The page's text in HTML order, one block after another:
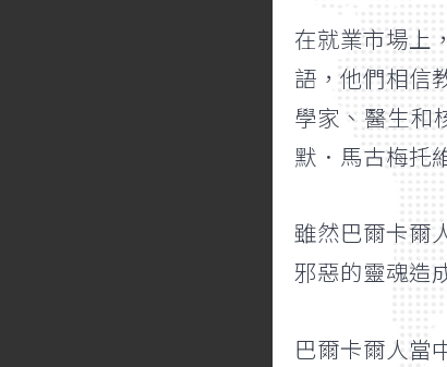
在就業市場上
語，他們相信
學家、醫生和
默．馬古梅托
雖然巴爾卡爾
邪惡的靈魂造
巴爾卡爾人當